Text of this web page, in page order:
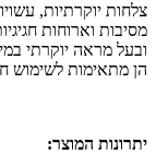
מסיבות וארוחות
ובעל מראה יוקרתי
הן מתאימות לשימוש
יתרונות המוצר: